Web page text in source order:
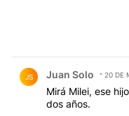
JS Juan Solo 20 DE
Mirá Milei, ese
dos años.